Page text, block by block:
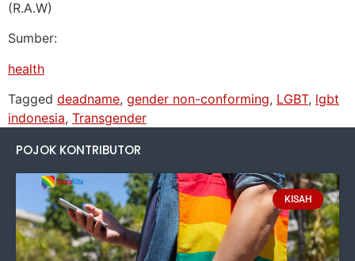
(R.A.W)
Sumber:
health
Tagged deadname, gender non-conforming, LGBT, lgbt
indonesia, Transgender
POJOK KONTRIBUTOR
KISAH